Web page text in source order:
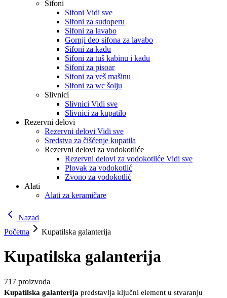
Sifoni
Sifoni Vidi sve
Sifoni za sudoperu
Sifoni za lavabo
Gornji deo sifona za lavabo
Sifoni za kadu
Sifoni za tuš kabinu i kadu
Sifoni za pisoar
Sifoni za veš mašinu
Sifoni za wc šolju
Slivnici
Slivnici Vidi sve
Slivnici za kupatilo
Rezervni delovi
Rezervni delovi Vidi sve
Sredstva za čišćenje kupatila
Rezervni delovi za vodokotliće
Rezervni delovi za vodokotliće Vidi sve
Plovak za vodokotlić
Zvono za vodokotlić
Alati
Alati za keramičare
Nazad
Početna
Kupatilska galanterija
Kupatilska galanterija
717 proizvoda
Kupatilska galanterija predstavlja ključni element u stvaranju